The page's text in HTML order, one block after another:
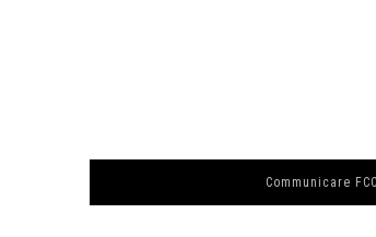
Communicare